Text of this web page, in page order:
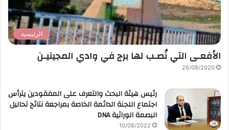
الرئيسية
الأفعـى التي نُصـب لها برج في وادي المجينيـن
26/08/2020
رئيس هيئة البحث والتعرف على المفقودين يترأس
اجتماع اللجنة الدائمة الخاصة بمراجعة نتائج تحاليل
البصمة الوراثية DNA
10/08/2022